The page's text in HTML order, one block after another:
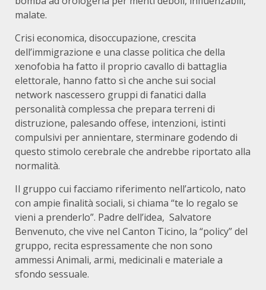
malate.
Crisi economica, disoccupazione, crescita
dell’immigrazione e una classe politica che della
xenofobia ha fatto il proprio cavallo di battaglia
elettorale, hanno fatto sì che anche sui social
network nascessero gruppi di fanatici dalla
personalità complessa che prepara terreni di
distruzione, palesando offese, intenzioni, istinti
compulsivi per annientare, sterminare godendo di
questo stimolo cerebrale che andrebbe riportato alla
normalità.
Il gruppo cui facciamo riferimento nell’articolo, nato
con ampie finalità sociali, si chiama “te lo regalo se
vieni a prenderlo”. Padre dell’idea, Salvatore
Benvenuto, che vive nel Canton Ticino, la “policy” del
gruppo, recita espressamente che non sono
ammessi Animali, armi, medicinali e materiale a
sfondo sessuale.